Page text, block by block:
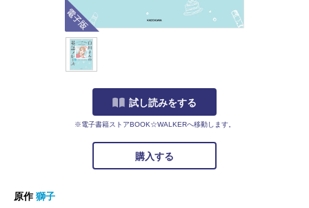
試し読みをする
※電子書籍ストアBOOK☆WALKERへ移動します。
購入する
原作獅子